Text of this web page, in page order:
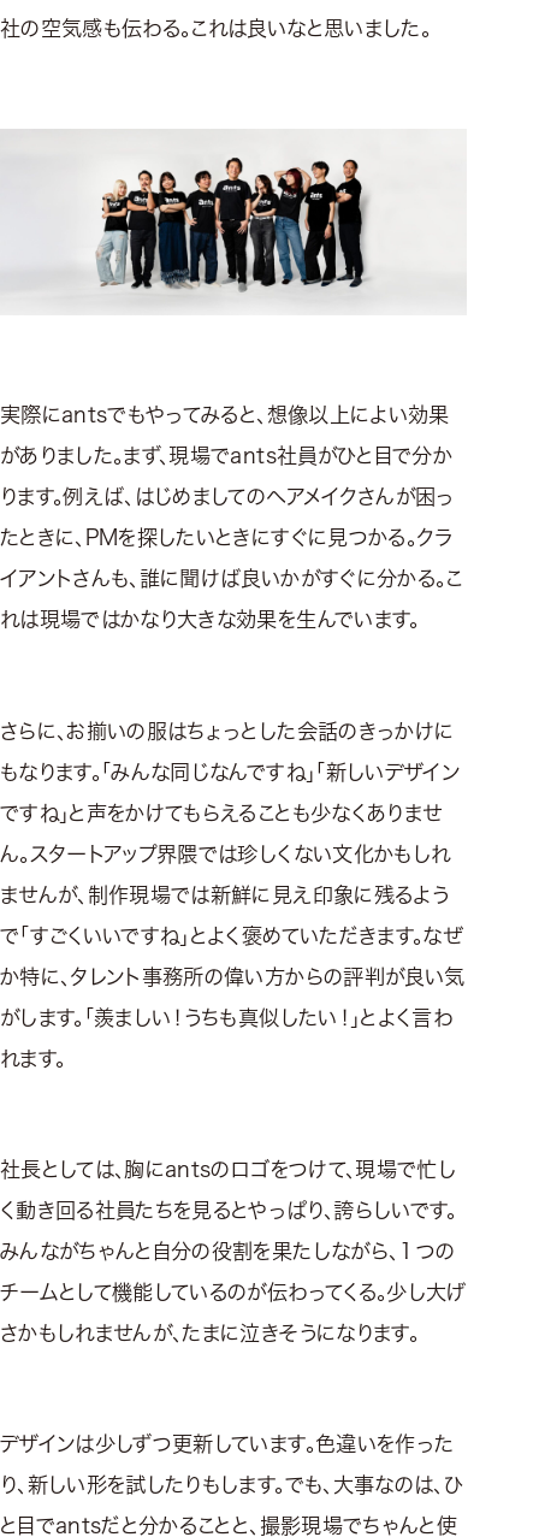
社の空気感も伝わる。これは良いなと思いました。
実際にantsでもやってみると、想像以上によい効果
がありました。まず、現場でants社員がひと目で分か
ります。例えば、はじめましてのヘアメイクさんが困っ
たときに、PMを探したいときにすぐに見つかる。クラ
イアントさんも、誰に聞けば良いかがすぐに分かる。こ
れは現場ではかなり大きな効果を生んでいます。
さらに、お揃いの服はちょっとした会話のきっかけに
もなります。「みんな同じなんですね」「新しいデザイン
ですね」と声をかけてもらえることも少なくありませ
ん。スタートアップ界隈では珍しくない文化かもしれ
ませんが、制作現場では新鮮に見え印象に残るよう
で「すごくいいですね」とよく褒めていただきます。なぜ
か特に、タレント事務所の偉い方からの評判が良い気
がします。「羨ましい！うちも真似したい！」とよく言わ
れます。
社長としては、胸にantsのロゴをつけて、現場で忙し
く動き回る社員たちを見るとやっぱり、誇らしいです。
みんながちゃんと自分の役割を果たしながら、１つの
チームとして機能しているのが伝わってくる。少し大げ
さかもしれませんが、たまに泣きそうになります。
デザインは少しずつ更新しています。色違いを作った
り、新しい形を試したりもします。でも、大事なのは、ひ
と目でantsだと分かることと、撮影現場でちゃんと使